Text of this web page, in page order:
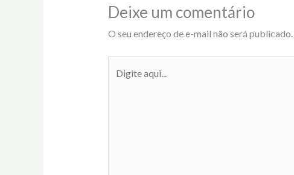
Deixe um comentário
O seu endereço de e-mail não será publicado.
aqui...